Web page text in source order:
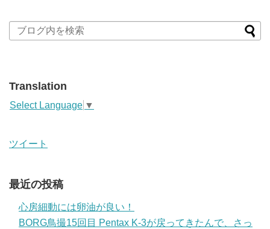
Translation
Select Language ▼
ツイート
最近の投稿
心房細動には卵油が良い！
BORG鳥撮15回目 Pentax K-3が戻ってきたんで、さっ